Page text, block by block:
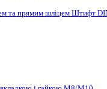
та прямим шліцемШтифт